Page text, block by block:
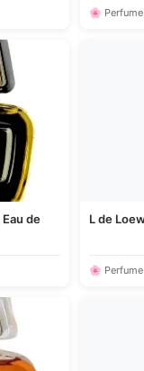
🌸 Perfume
🌸 Perfume